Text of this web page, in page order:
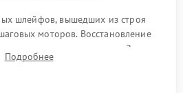
шлейфов, вышедших из строя
моторов. Восстановление
при заклинивании зума. Замена
датчиков положения или
Подробнее